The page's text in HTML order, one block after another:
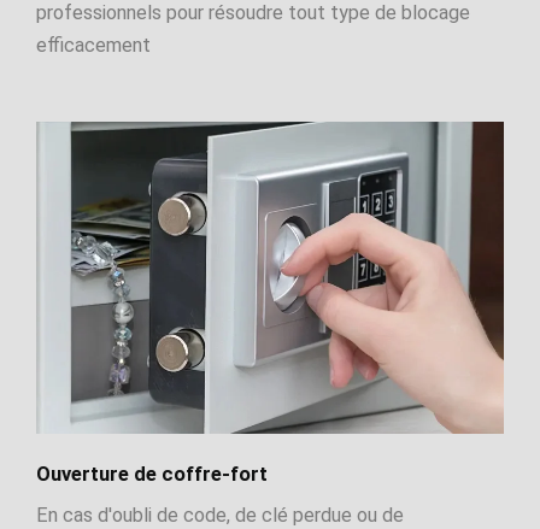
professionnels pour résoudre tout type de blocage
efficacement
Ouverture de coffre-fort
En cas d'oubli de code, de clé perdue ou de